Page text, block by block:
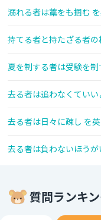
溺れる者は藁をも掴む
持てる者と持たざる者
夏を制する者は受験を
去る者は追わなくてい
去る者は日々に疎し を
去る者は負わないほう
質問ランキ